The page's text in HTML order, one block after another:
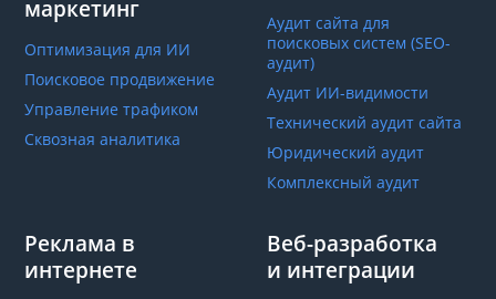
маркетинг
Оптимизация для ИИ
Поисковое продвижение
Управление трафиком
Сквозная аналитика
Аудит сайта для
поисковых систем (SEO-
аудит)
Аудит ИИ-видимости
Технический аудит сайта
Юридический аудит
Комплексный аудит
Реклама в
интернете
Веб-разработка
и интеграции